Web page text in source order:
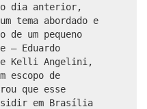
dia anterior,
tema abordado e
um pequeno
– Eduardo
e Kelli Angelini,
escopo de
que esse
em Brasília